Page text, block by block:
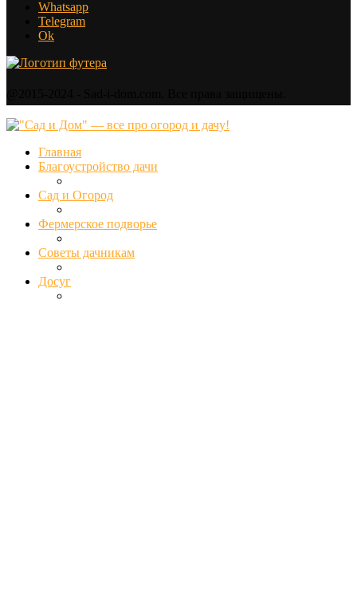
Whatsapp
Telegram
Ok
Главная
Благоустройство дачи
Сад и Огород
Фермерское подворье
Советы дачникам
Досуг